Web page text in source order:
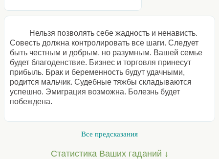
Нельзя позволять себе жадность и ненависть.
Совесть должна контролировать все шаги. Следует
быть честным и добрым, но разумным. Вашей семье
будет благоденствие. Бизнес и торговля принесут
прибыль. Брак и беременность будут удачными,
родится мальчик. Судебные тяжбы складываются
успешно. Эмиграция возможна. Болезнь будет
побеждена.
Все предсказания
Статистика Ваших гаданий ↓